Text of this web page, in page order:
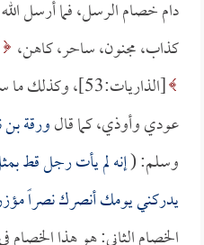
دام خصام الرسل، فما أرسل
كذاب، مجنون، ساحر، كاهن،
[الذاريات:53]،
عودي وأوذي، كما قالورقة
وسلم: (إنه لم يأت رجل قط
يدركني يومك أنصرك نصراً